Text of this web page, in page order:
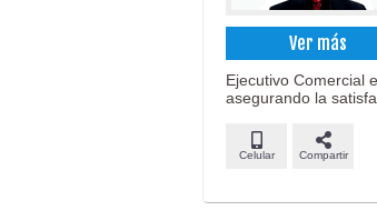
Ver más
Ejecutivo Comercial
asegurando la
Celular Compartir